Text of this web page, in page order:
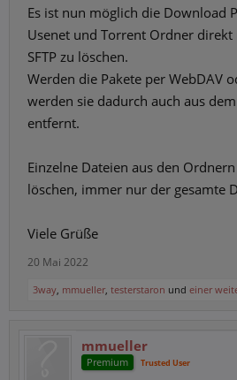
Es ist nun möglich die Download
Usenet und Torrent Ordner direkt
SFTP zu löschen.
Werden die Pakete per WebDAV
werden sie dadurch auch aus
entfernt.
Einzelne Dateien aus den
löschen, immer nur der gesamte
Viele Grüße
20 Mai 2022
3way, mmueller, testerstaron und einer
mmueller
Premium Trusted User